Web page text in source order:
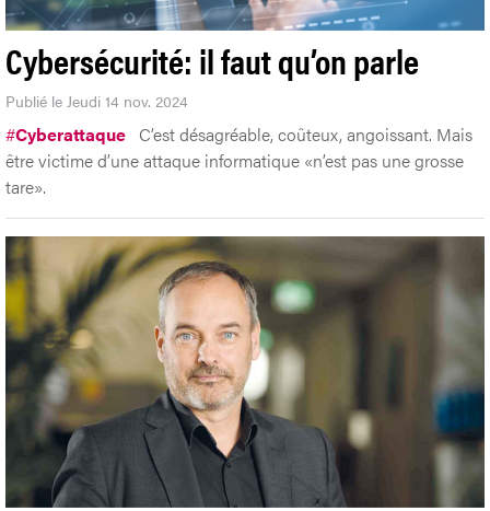
Cybersécurité: il faut qu’on parle
Publié le Jeudi 14 nov. 2024
#Cyberattaque C’est désagréable, coûteux, angoissant. Mais
être victime d’une attaque informatique «n’est pas une grosse
tare».